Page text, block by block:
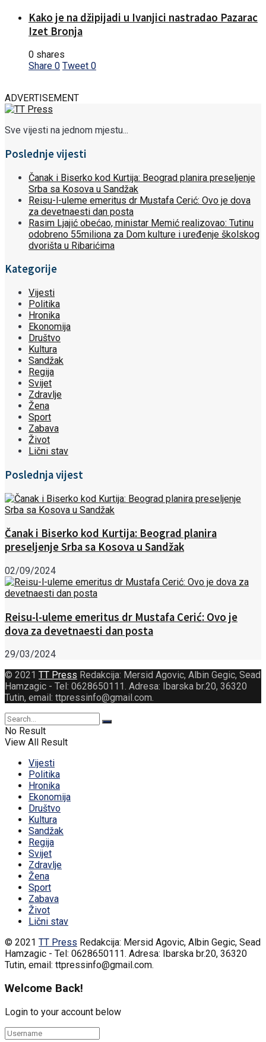
Kako je na džipijadi u Ivanjici nastradao Pazarac
Izet Bronja
0 shares
Share 0 Tweet 0
ADVERTISEMENT
Sve vijesti na jednom mjestu...
Poslednje vijesti
Čanak i Biserko kod Kurtija: Beograd planira preseljenje
Srba sa Kosova u Sandžak
Reisu-l-uleme emeritus dr Mustafa Cerić: Ovo je dova
za devetnaesti dan posta
Rasim Ljajić obećao, ministar Memić realizovao: Tutinu
odobreno 55miliona za Dom kulture i uređenje školskog
dvorišta u Ribarićima
Kategorije
Vijesti
Politika
Hronika
Ekonomija
Društvo
Kultura
Sandžak
Regija
Svijet
Zdravlje
Žena
Sport
Zabava
Život
Lični stav
Poslednja vijest
Čanak i Biserko kod Kurtija: Beograd planira
preseljenje Srba sa Kosova u Sandžak
02/09/2024
Reisu-l-uleme emeritus dr Mustafa Cerić: Ovo je
dova za devetnaesti dan posta
29/03/2024
© 2021 TT Press Redakcija: Mersid Agovic, Albin Gegic, Sead
Hamzagic - Tel: 0628650111. Adresa: Ibarska br.20, 36320
Tutin, email: ttpressinfo@gmail.com.
No Result
View All Result
Vijesti
Politika
Hronika
Ekonomija
Društvo
Kultura
Sandžak
Regija
Svijet
Zdravlje
Žena
Sport
Zabava
Život
Lični stav
© 2021 TT Press Redakcija: Mersid Agovic, Albin Gegic, Sead
Hamzagic - Tel: 0628650111. Adresa: Ibarska br.20, 36320
Tutin, email: ttpressinfo@gmail.com.
Welcome Back!
Login to your account below